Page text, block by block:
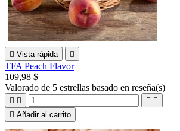
 Vista rápida 
TFA Peach Flavor
109,98 $
Valorado de 5 estrellas basado en reseña(s)
   
 Añadir al carrito